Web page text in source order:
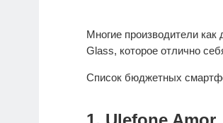
Многие производители
Glass, которое отлично
Список бюджетных